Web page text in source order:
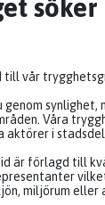
till vår
genom
Våra
aktörer i
är förlagd till
miljörum eller